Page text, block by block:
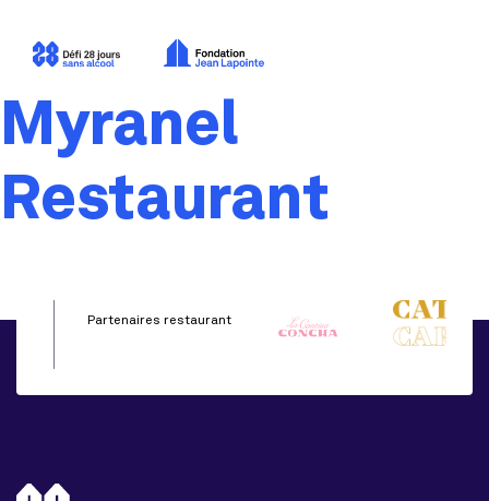
Myranel
Restaurant
Partenaires restaurant